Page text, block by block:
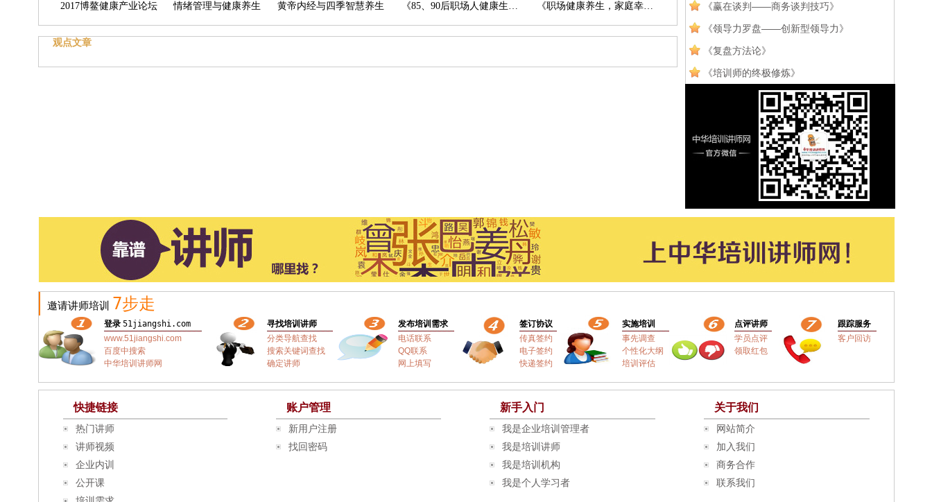
2017博鳌健康产业论坛 情绪管理与健康养生 黄帝内经与四季智慧养生 《85、90后职场人健康生… 《职场健康养生，家庭幸…
观点文章
《赢在谈判——商务谈判技巧》
《领导力罗盘——创新型领导力》
《复盘方法论》
《培训师的终极修炼》
邀请讲师培训 7步走
登录 51jiangshi.com
www.51jiangshi.com
百度中搜索
中华培训讲师网
寻找培训讲师
分类导航查找
搜索关键词查找
确定讲师
发布培训需求
电话联系
QQ联系
网上填写
签订协议
传真签约
电子签约
快递签约
实施培训
事先调查
个性化大纲
培训评估
点评讲师
学员点评
领取红包
跟踪服务
客户回访
快捷链接
热门讲师
讲师视频
企业内训
公开课
账户管理
新用户注册
找回密码
新手入门
我是企业培训管理者
我是培训讲师
我是培训机构
我是个人学习者
关于我们
网站简介
加入我们
商务合作
联系我们